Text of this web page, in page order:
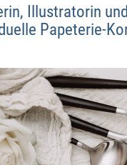
Illustratorin
Papeterie-